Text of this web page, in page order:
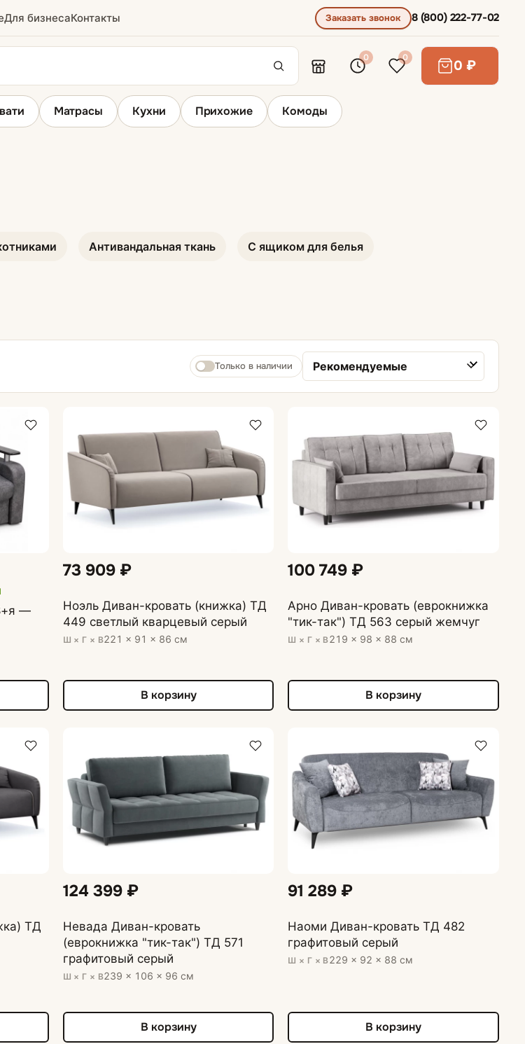
Для бизнесаКонтакты Заказать звонок 8 (800) 222-77-02
0 0 0 ₽
Диваны для ежедневного сна
Диваны аккордеон
Диваны по типу
Кухонные диваны
Маленькие диваны
Со съемным чехлом
На металлокаркасе
Матрасы для диванов
Журнальные столики
Матрасы Кухни Прихожие Комоды
Антивандальная ткань С ящиком для белья
Только в наличии
Сортировка товаров
—
73 909 ₽
Ноэль Диван-кровать (книжка) ТД
449 светлый кварцевый серый
Ш × Г × В221 × 91 × 86 см
В корзину
100 749 ₽
Арно Диван-кровать (еврокнижка
"тик-так") ТД 563 серый жемчуг
Ш × Г × В219 × 98 × 88 см
В корзину
ТД
124 399 ₽
Невада Диван-кровать
(еврокнижка "тик-так") ТД 571
графитовый серый
Ш × Г × В239 × 106 × 96 см
В корзину
91 289 ₽
Наоми Диван-кровать ТД 482
графитовый серый
Ш × Г × В229 × 92 × 88 см
В корзину